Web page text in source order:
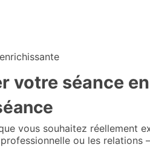
votre séance
vous souhaitez réellement
ou les